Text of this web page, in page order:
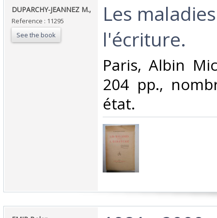
‎DUPARCHY-JEANNEZ M.,‎
Reference : 11295
See the book
‎Les
l'écriture.‎
‎Paris, Albin
204 pp.,
état.‎